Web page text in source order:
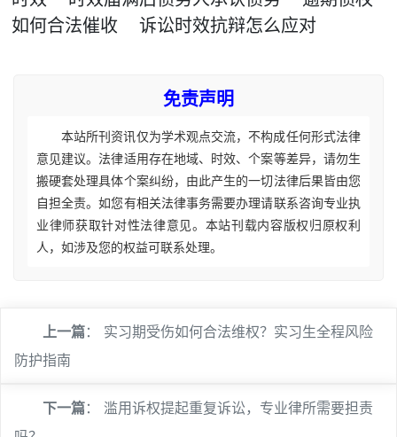
如何合法催收
诉讼时效抗辩怎么应对
免责声明
本站所刊资讯仅为学术观点交流，不构成任何形式法律
意见建议。法律适用存在地域、时效、个案等差异，请勿生
搬硬套处理具体个案纠纷，由此产生的一切法律后果皆由您
自担全责。如您有相关法律事务需要办理请联系咨询专业执
业律师获取针对性法律意见。本站刊载内容版权归原权利
人，如涉及您的权益可联系处理。
上一篇： 实习期受伤如何合法维权？实习生全程风险
防护指南
下一篇： 滥用诉权提起重复诉讼，专业律所需要担责